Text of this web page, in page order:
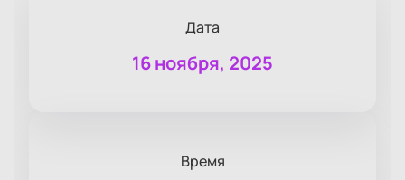
Дата
16 ноября, 2025
Время